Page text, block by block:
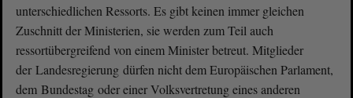
unterschiedlichen Ressorts. Es gibt keinen immer gleichen
Zuschnitt der Ministerien, sie werden zum Teil auch
ressortübergreifend von einem Minister betreut. Mitglieder
der Landesregierung dürfen nicht dem Europäischen Parlament,
dem Bundestag oder einer Volksvertretung eines anderen